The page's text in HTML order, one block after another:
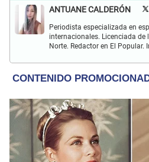
ANTUANE CALDERÓN
Periodista especializada en
internacionales. Licenciada de
Norte. Redactor en El Popular.
y televisión.